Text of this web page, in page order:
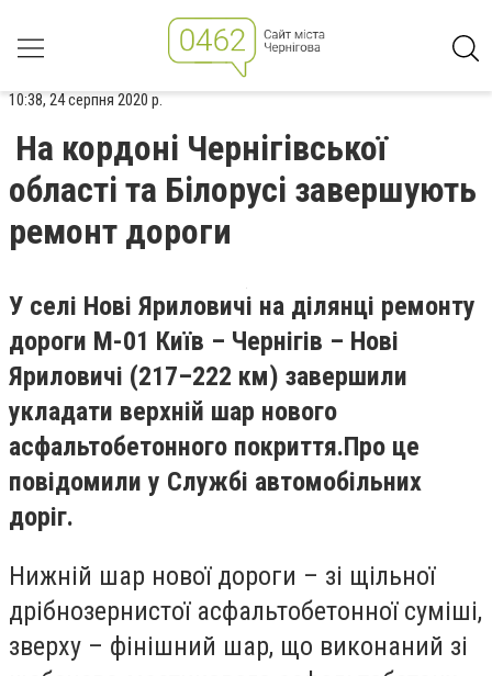
10:38, 24 серпня 2020 р.
На кордоні Чернігівської
області та Білорусі завершують
ремонт дороги
У селі Нові Яриловичі на ділянці ремонту
дороги М-01 Київ – Чернігів – Нові
Яриловичі (217–222 км) завершили
укладати верхній шар нового
асфальтобетонного покриття.Про це
повідомили у Службі автомобільних
доріг.
Нижній шар нової дороги – зі щільної
дрібнозернистої асфальтобетонної суміші,
зверху – фінішний шар, що виконаний зі